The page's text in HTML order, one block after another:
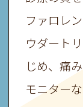
ファロレン
ウダート
じめ、 痛
モニター